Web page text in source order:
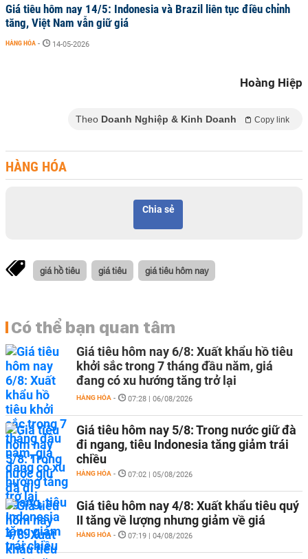
Giá tiêu hôm nay 14/5: Indonesia và Brazil liên tục điều chỉnh
tăng, Việt Nam vẫn giữ giá
HÀNG HÓA - 14-05-2026
Hoàng Hiệp
Theo Doanh Nghiệp & Kinh Doanh Copy link
HÀNG HÓA
Chia sẻ
giá hồ tiêu giá tiêu giá tiêu hôm nay
Có thể bạn quan tâm
Giá tiêu hôm nay 6/8: Xuất khẩu hồ tiêu
khởi sắc trong 7 tháng đầu năm, giá
đang có xu hướng tăng trở lại
HÀNG HÓA - 07:28 | 06/08/2026
Giá tiêu hôm nay 5/8: Trong nước giữ đà
đi ngang, tiêu Indonesia tăng giảm trái
chiều
HÀNG HÓA - 07:02 | 05/08/2026
Giá tiêu hôm nay 4/8: Xuất khẩu tiêu quý
II tăng về lượng nhưng giảm về giá
HÀNG HÓA - 07:19 | 04/08/2026